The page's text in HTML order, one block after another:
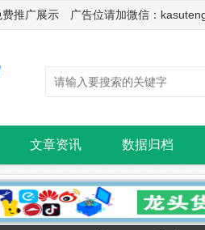
推广展示 广告位请加微信：
文章资讯 数据归档